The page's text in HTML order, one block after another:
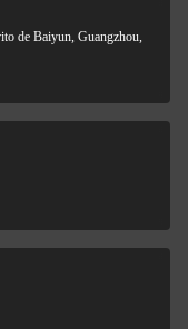
de Baiyun, Guangzhou,